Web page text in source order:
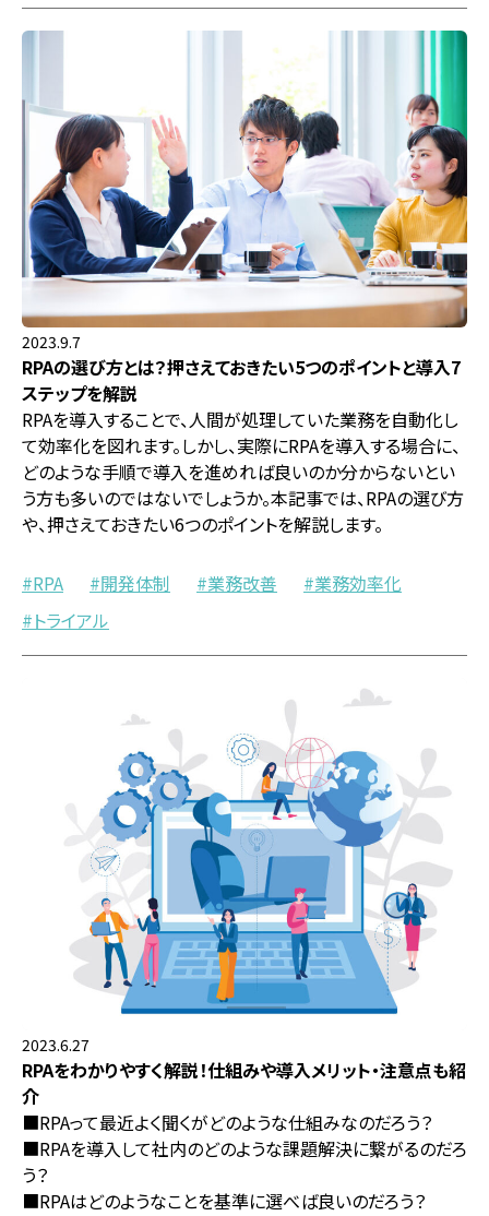
2023.9.7
RPAの選び方とは？押さえておきたい5つのポイントと導入7
ステップを解説
RPAを導入することで、人間が処理していた業務を自動化し
て効率化を図れます。しかし、実際にRPAを導入する場合に、
どのような手順で導入を進めれば良いのか分からないとい
う方も多いのではないでしょうか。本記事では、RPAの選び方
や、押さえておきたい6つのポイントを解説します。
RPA 開発体制 業務改善
業務効率化
トライアル
2023.6.27
RPAをわかりやすく解説！仕組みや導入メリット・注意点も紹
介
■RPAって最近よく聞くがどのような仕組みなのだろう？
■RPAを導入して社内のどのような課題解決に繋がるのだろ
う？
■RPAはどのようなことを基準に選べば良いのだろう？